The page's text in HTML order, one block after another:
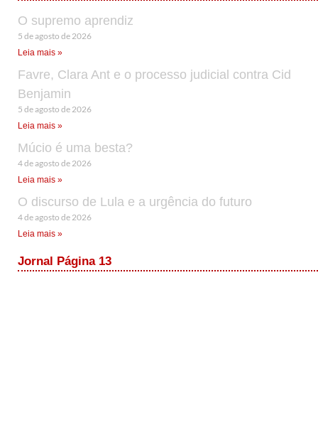
O supremo aprendiz
5 de agosto de 2026
Leia mais »
Favre, Clara Ant e o processo judicial contra Cid
Benjamin
5 de agosto de 2026
Leia mais »
Múcio é uma besta?
4 de agosto de 2026
Leia mais »
O discurso de Lula e a urgência do futuro
4 de agosto de 2026
Leia mais »
Jornal Página 13